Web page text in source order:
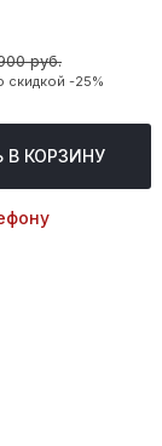
руб.
скидкой -25%
В КОРЗИНУ